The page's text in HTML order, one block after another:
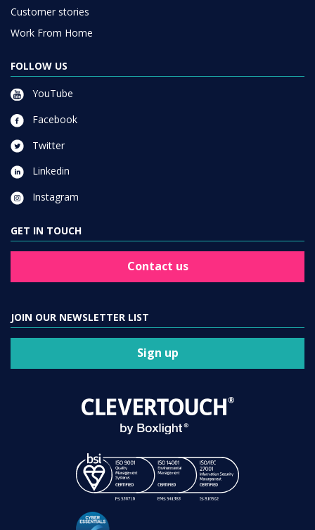
Customer stories
Work From Home
FOLLOW US
YouTube
Facebook
Twitter
Linkedin
Instagram
GET IN TOUCH
Contact us
JOIN OUR NEWSLETTER LIST
Sign up